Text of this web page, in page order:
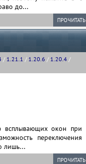
до...
ПРОЧИТАТЬ
/ 1.21.1 / 1.20.6 / 1.20.4 /
всплывающих окон при
переключения
лишь...
ПРОЧИТАТЬ